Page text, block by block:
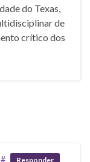
do Texas,
de
crítico dos
# Responder